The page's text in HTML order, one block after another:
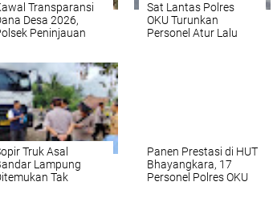
Transparansi
Desa 2026,
Peninjauan
Panji Jaya
Sat Lantas Polres
OKU Turunkan
Personel Atur Lalu
Truk Asal
Lampung
Tak
Panen Prestasi di HUT
Bhayangkara, 17
Personel Polres OKU